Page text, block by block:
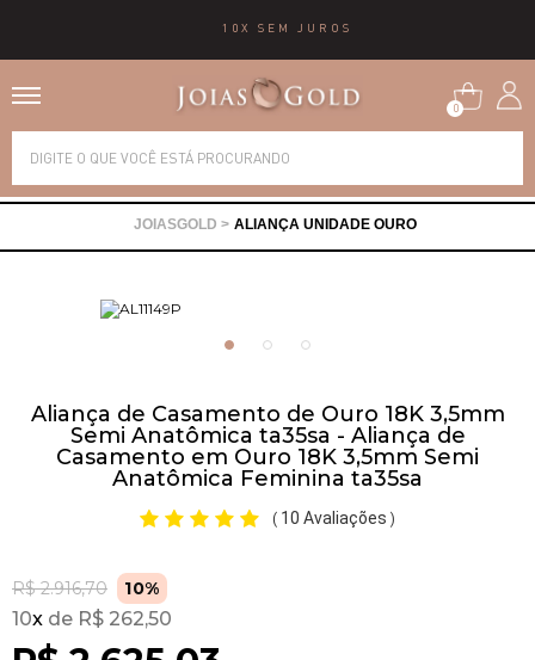
10X SEM JUROS
0
ALIANÇA UNIDADE OURO
Aliança de Casamento de Ouro 18K 3,5mm
Semi Anatômica ta35sa - Aliança de
Casamento em Ouro 18K 3,5mm Semi
Anatômica Feminina ta35sa
( 10 Avaliações )
R$ 2.916,70 10%
10x R$ 262,50
Alianças
Brincos
Gargantilhas
Pingentes
Pulseiras